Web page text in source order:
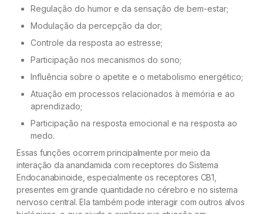
Regulação do humor e da sensação de bem-estar;
Modulação da percepção da dor;
Controle da resposta ao estresse;
Participação nos mecanismos do sono;
Influência sobre o apetite e o metabolismo energético;
Atuação em processos relacionados à memória e ao
aprendizado;
Participação na resposta emocional e na resposta ao
medo.
Essas funções ocorrem principalmente por meio da
interação da anandamida com receptores do Sistema
Endocanabinoide, especialmente os receptores CB1,
presentes em grande quantidade no cérebro e no sistema
nervoso central. Ela também pode interagir com outros alvos